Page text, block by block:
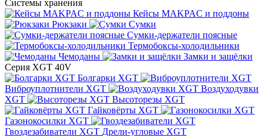
Системы хранения
Кейсы MAKPAC и поддоны
Рюкзаки
Сумки
Сумки-держатели поясные
Термобоксы-холодильники
Чемоданы
Замки и защёлки
Серия XGT 40V
Болгарки XGT
Виброуплотнители XGT
Воздуходувки
XGT
Высоторезы XGT
Гайковёрты XGT
Газонокосилки XGT
Гвоздезабиватели XGT Дрели-угловые XGT